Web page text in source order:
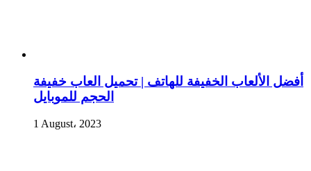
أفضل الألعاب الخفيفة للهاتف | تحميل العاب خفيفة
الحجم للموبايل
1 August، 2023